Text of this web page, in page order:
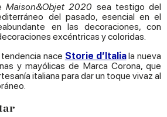
Maison&Objet 2020sea testigo del
del pasado, esencial en el
en las decoraciones, con
excéntricas y coloridas.
nace Storie d’Italiala nueva
y mayólicas de Marca Corona, que
italiana para dar un toque vivaz al